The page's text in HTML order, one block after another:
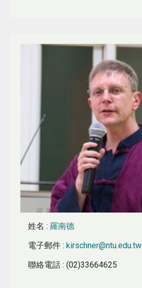
姓名 :羅南德
電子郵件 : kirschner@ntu.edu.tw
聯絡電話 : (02)33664625